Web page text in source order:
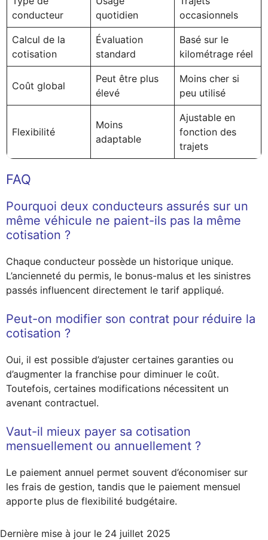
conducteur
quotidien
occasionnels
Calcul de la
cotisation
Évaluation
standard
Basé sur le
kilométrage réel
Coût global
Peut être plus
élevé
Moins cher si
peu utilisé
Flexibilité
Moins
adaptable
Ajustable en
fonction des
trajets
FAQ
Pourquoi deux conducteurs assurés sur un
même véhicule ne paient-ils pas la même
cotisation ?
Chaque conducteur possède un historique unique.
L’ancienneté du permis, le bonus-malus et les sinistres
passés influencent directement le tarif appliqué.
Peut-on modifier son contrat pour réduire la
cotisation ?
Oui, il est possible d’ajuster certaines garanties ou
d’augmenter la franchise pour diminuer le coût.
Toutefois, certaines modifications nécessitent un
avenant contractuel.
Vaut-il mieux payer sa cotisation
mensuellement ou annuellement ?
Le paiement annuel permet souvent d’économiser sur
les frais de gestion, tandis que le paiement mensuel
apporte plus de flexibilité budgétaire.
Dernière mise à jour le 24 juillet 2025